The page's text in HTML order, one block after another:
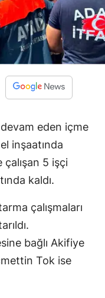
eden içme
inşaatında
5 işçi
kaldı.
çalışmaları
bağlı Akifiye
Tok ise